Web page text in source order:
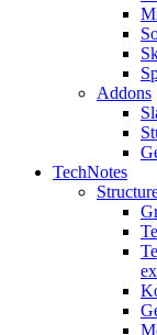
Addons
TechNotes